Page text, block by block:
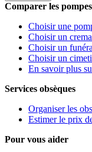
Comparer les
Choisir une
Choisir un
Choisir un
Choisir un
En savoir plus
Services obsèques
Organiser les
Estimer le prix
Pour vous aider